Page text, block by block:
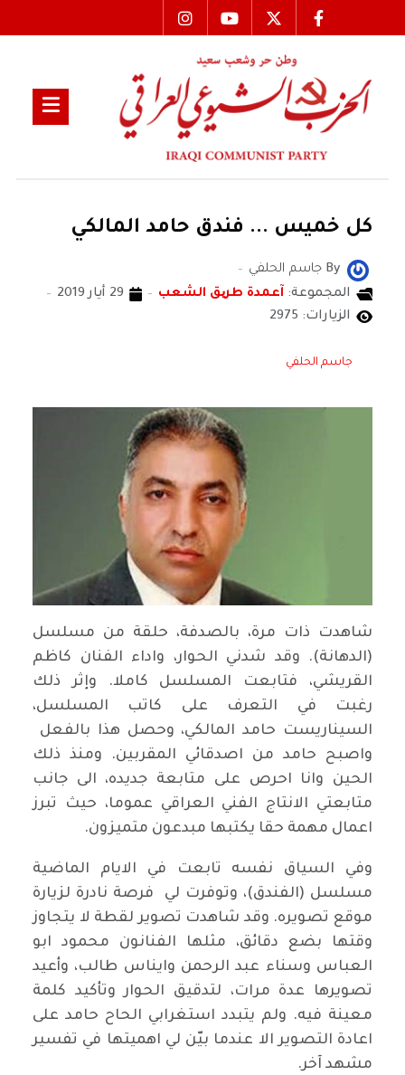
كل خميس ... فندق حامد المالكي
By جاسم الحلفي
المجموعة: آعمدة طریق الشعب
29 أيار 2019
الزيارات: 2975
جاسم الحلفي
شاهدت ذات مرة، بالصدفة، حلقة من مسلسل
(الدهانة). وقد شدني الحوار، واداء الفنان كاظم
القريشي، فتابعت المسلسل كاملا. وإثر ذلك
رغبت في التعرف على كاتب المسلسل،
السيناريست حامد المالكي، وحصل هذا بالفعل
واصبح حامد من اصدقائي المقربين. ومنذ ذلك
الحين وانا احرص على متابعة جديده، الى جانب
متابعتي الانتاج الفني العراقي عموما، حيث تبرز
اعمال مهمة حقا يكتبها مبدعون متميزون.
وفي السياق نفسه تابعت في الايام الماضية
مسلسل (الفندق)، وتوفرت لي فرصة نادرة لزيارة
موقع تصويره. وقد شاهدت تصوير لقطة لا يتجاوز
وقتها بضع دقائق، مثلها الفنانون محمود ابو
العباس وسناء عبد الرحمن وايناس طالب، وأعيد
تصويرها عدة مرات، لتدقيق الحوار وتأكيد كلمة
معينة فيه. ولم يتبدد استغرابي الحاح حامد على
اعادة التصوير الا عندما بيّن لي اهميتها في تفسير
مشهد آخر.